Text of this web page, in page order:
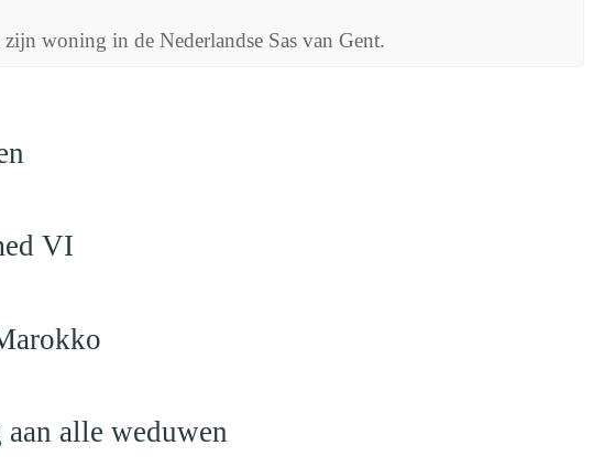
woning in de Nederlandse Sas van Gent.
VI
alle weduwen